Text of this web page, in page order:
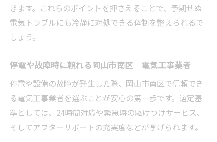
きます。これらのポイントを押さえることで、予期せぬ
電気トラブルにも冷静に対処できる体制を整えられるで
しょう。
停電や故障時に頼れる岡山市南区 電気工事業者
停電や設備の故障が発生した際、岡山市南区で信頼でき
る電気工事業者を選ぶことが安心の第一歩です。選定基
準としては、24時間対応や緊急時の駆けつけサービス、
そしてアフターサポートの充実度などが挙げられます。